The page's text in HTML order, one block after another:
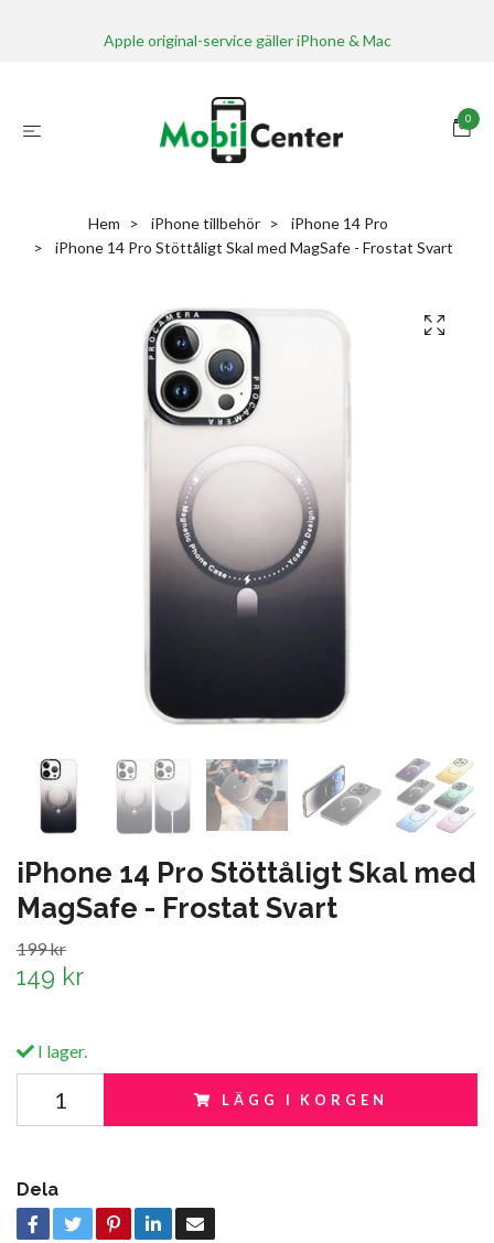
Apple original-service gäller iPhone & Mac
0
Hem iPhone tillbehör
iPhone 14 Pro
iPhone 14 Pro Stöttåligt Skal med MagSafe - Frostat Svart
iPhone 14 Pro Stöttåligt Skal med
MagSafe - Frostat Svart
199 kr
149 kr
I lager.
LÄGG I KORGEN
Dela